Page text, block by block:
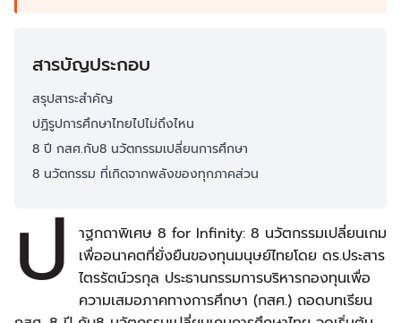
สารบัญประกอบ
สรุปสาระสำคัญ
ปฏิรูปการศึกษาไทยไปไม่ถึงไหน
8 ปี กสศ.กับ8 นวัตกรรมเปลี่ยนการศึกษา
8 นวัตกรรม ที่เกิดจากพลังของทุกภาคส่วน
ป
าฐกถาพิเศษ 8 for Infinity: 8 นวัตกรรมเปลี่ยนเกม
เพื่ออนาคตที่ยั่งยืนของทุนมนุษย์ไทยโดย ดร.ประสาร
ไตรรัตน์วรกุล ประธานกรรมการบริหารกองทุนเพื่อ
ความเสมอภาคทางการศึกษา (กสศ.) ถอดบทเรียน